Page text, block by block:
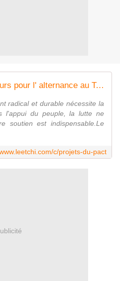
Renforcement des acteurs pour l' alternance au Tchad - Leetchi.com
radical et durable nécessite la
l'appui du peuple, la lutte ne
soutien est indispensable.Le
c/projets-du-pact